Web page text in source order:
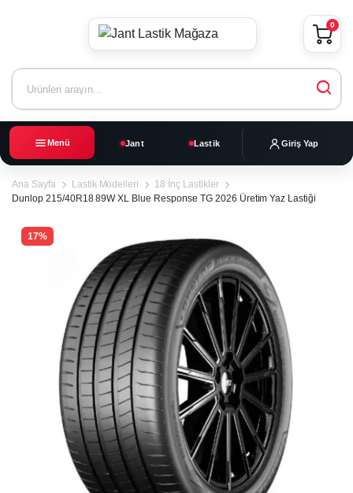
Menü Jant Lastik Giriş Yap
0
Ana Sayfa Lastik Modelleri
18 İnç Lastikler
Dunlop 215/40R18 89W XL Blue Response TG 2026 Üretim Yaz Lastiği
17%